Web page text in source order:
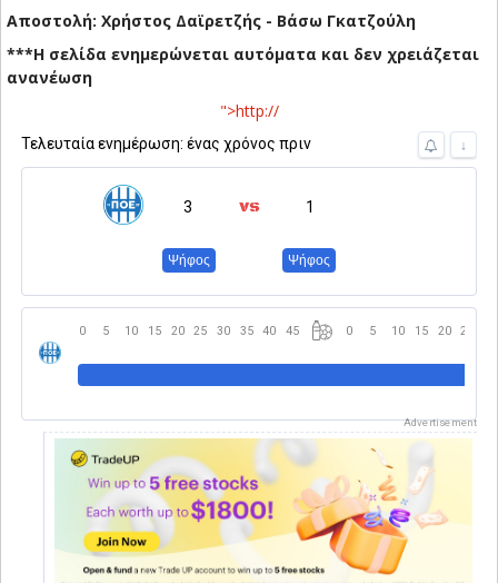
Αποστολή: Χρήστος Δαϊρετζής - Βάσω Γκατζούλη
***Η σελίδα ενημερώνεται αυτόματα και δεν χρειάζεται
ανανέωση
">http://